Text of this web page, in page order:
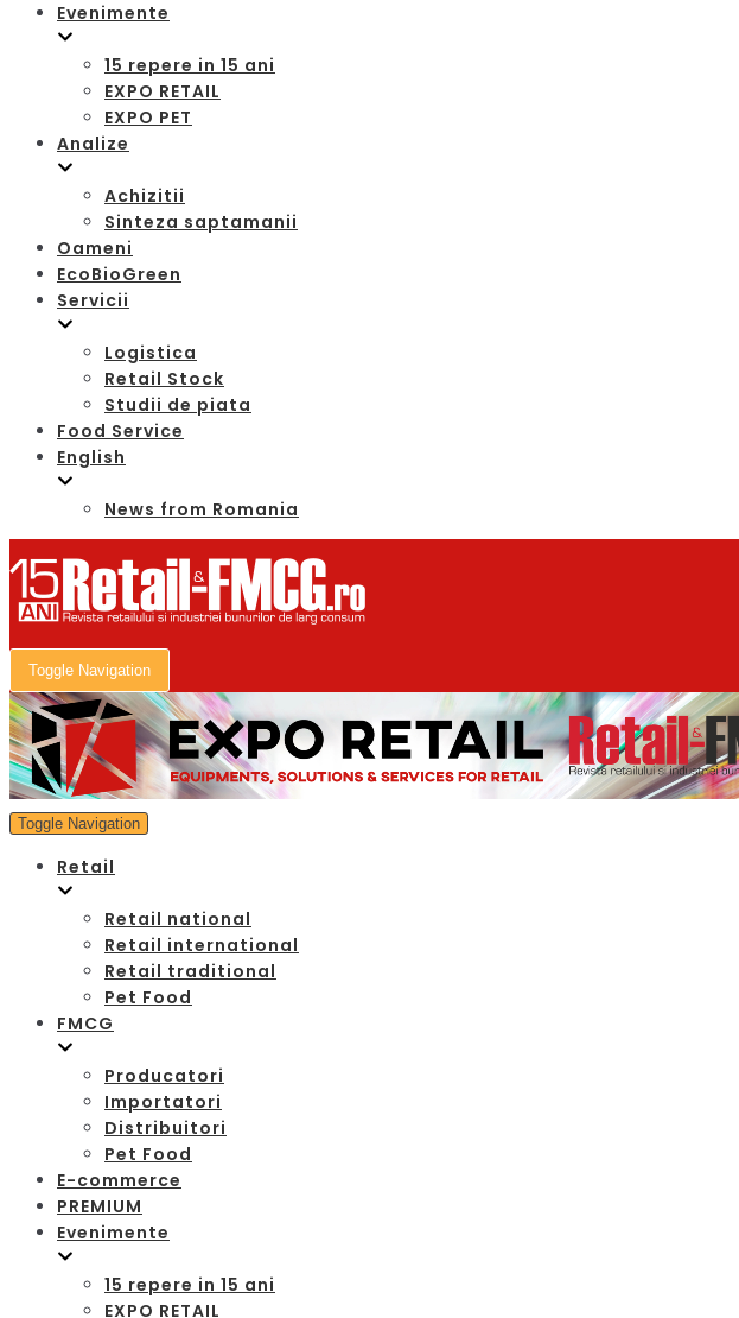
Evenimente
15 repere in 15 ani
EXPO RETAIL
EXPO PET
Analize
Achizitii
Sinteza saptamanii
Oameni
EcoBioGreen
Servicii
Logistica
Retail Stock
Studii de piata
Food Service
English
News from Romania
Toggle Navigation
Toggle Navigation
Retail
Retail national
Retail international
Retail traditional
Pet Food
FMCG
Producatori
Importatori
Distribuitori
Pet Food
E-commerce
PREMIUM
Evenimente
15 repere in 15 ani
EXPO RETAIL